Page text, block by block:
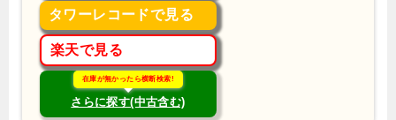
タワーレコードで見る
楽天で見る
在庫が無かったら横断検索!
さらに探す(中古含む)